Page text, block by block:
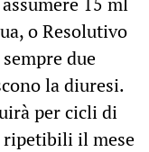
o Resolutivo
due
la diuresi.
per cicli di
ripetibili il mese